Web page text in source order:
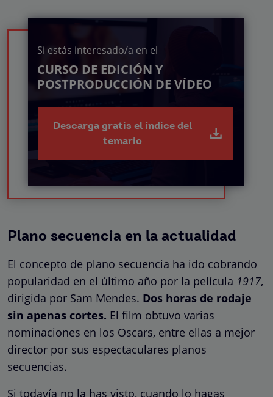
Si estás interesado/a en el
CURSO DE EDICIÓN Y
POSTPRODUCCIÓN DE VÍDEO
Descarga gratis el índice del
temario
Plano secuencia en la actualidad
El concepto de plano secuencia ha ido cobrando
popularidad en el último año por la película 1917,
dirigida por Sam Mendes. Dos horas de rodaje
sin apenas cortes. El film obtuvo varias
nominaciones en los Oscars, entre ellas a mejor
director por sus espectaculares planos
secuencias.
Si todavía no la has visto, cuando lo hagas